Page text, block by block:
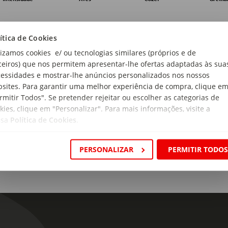
de Cookies
cookies e/ ou tecnologias similares (próprios e de
que nos permitem apresentar-lhe ofertas adaptadas às
e mostrar-lhe anúncios personalizados nos nossos
Para garantir uma melhor experiência de compra, clique em
Todos". Se pretender rejeitar ou escolher as categorias de
clique em "Personalizar". Para mais informações, visite a
Política de Cookies
PERSONALIZAR PERMITIR TODOS